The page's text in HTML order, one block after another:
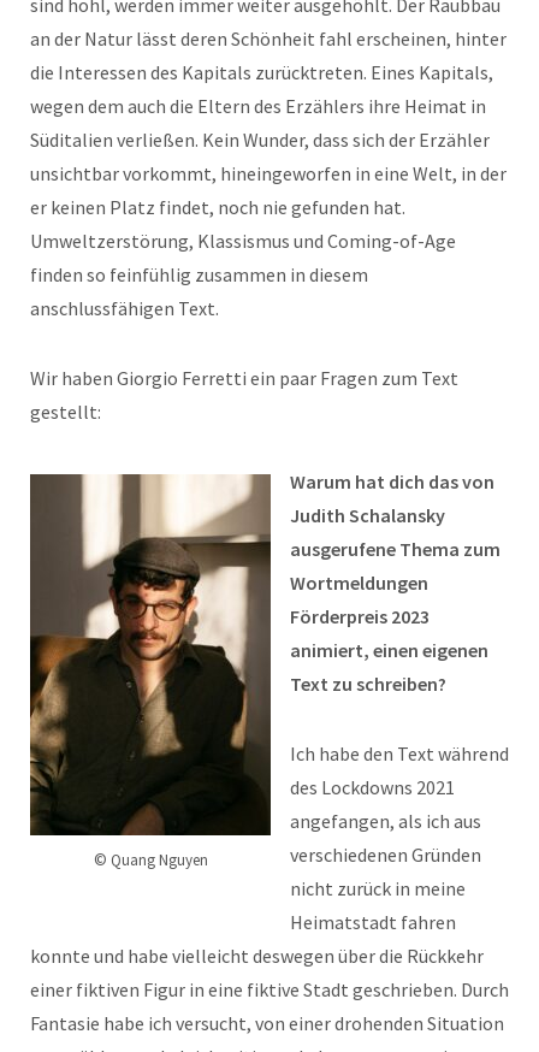
an der Natur lässt deren Schönheit fahl erscheinen, hinter
die Interessen des Kapitals zurücktreten. Eines Kapitals,
wegen dem auch die Eltern des Erzählers ihre Heimat in
Süditalien verließen. Kein Wunder, dass sich der Erzähler
unsichtbar vorkommt, hineingeworfen in eine Welt, in der
er keinen Platz findet, noch nie gefunden hat.
Umweltzerstörung, Klassismus und Coming-of-Age
finden so feinfühlig zusammen in diesem
anschlussfähigen Text.
Wir haben Giorgio Ferretti ein paar Fragen zum Text
gestellt:
© Quang Nguyen
Warum hat dich das von
Judith Schalansky
ausgerufene Thema zum
Wortmeldungen
Förderpreis 2023
animiert, einen eigenen
Text zu schreiben?
Ich habe den Text während
des Lockdowns 2021
angefangen, als ich aus
verschiedenen Gründen
nicht zurück in meine
Heimatstadt fahren
konnte und habe vielleicht deswegen über die Rückkehr
einer fiktiven Figur in eine fiktive Stadt geschrieben. Durch
Fantasie habe ich versucht, von einer drohenden Situation